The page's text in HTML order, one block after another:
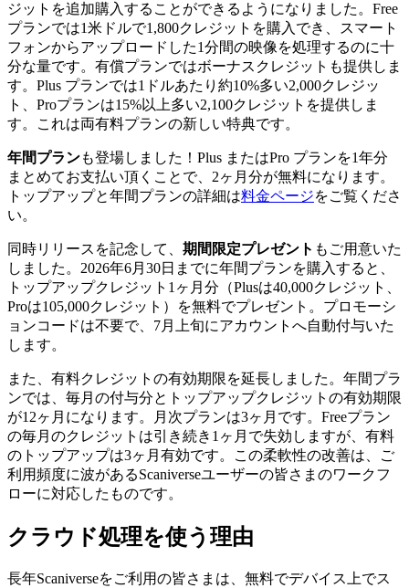
ジットを追加購入することができるようになりました。Free
プランでは1米ドルで1,800クレジットを購入でき、スマート
フォンからアップロードした1分間の映像を処理するのに十
分な量です。有償プランではボーナスクレジットも提供しま
す。Plus プランでは1ドルあたり約10%多い2,000クレジッ
ト、Proプランは15%以上多い2,100クレジットを提供しま
す。これは両有料プランの新しい特典です。
年間プランも登場しました！Plus またはPro プランを1年分
まとめてお支払い頂くことで、2ヶ月分が無料になります。
トップアップと年間プランの詳細は料金ページをご覧くださ
い。
同時リリースを記念して、 期間限定プレゼント もご用意いた
しました。2026年6月30日までに年間プランを購入すると、
トップアップクレジット1ヶ月分（Plusは40,000クレジット、
Proは105,000クレジット）を無料でプレゼント。プロモーシ
ョンコードは不要で、7月上旬にアカウントへ自動付与いた
します。
また、有料クレジットの有効期限を延長しました。年間プラ
ンでは、毎月の付与分とトップアップクレジットの有効期限
が12ヶ月になります。月次プランは3ヶ月です。Freeプラン
の毎月のクレジットは引き続き1ヶ月で失効しますが、有料
のトップアップは3ヶ月有効です。この柔軟性の改善は、ご
利用頻度に波があるScaniverseユーザーの皆さまのワークフ
ローに対応したものです。
クラウド処理を使う理由
長年Scaniverseをご利用の皆さまは、無料でデバイス上でス